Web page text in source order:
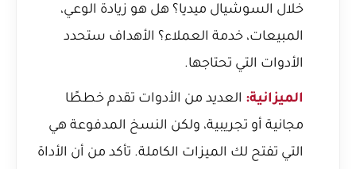
خلال السوشيال ميديا؟ هل هو زيادة الوعي،
المبيعات، خدمة العملاء؟ الأهداف ستحدد
الأدوات التي تحتاجها.
الميزانية: العديد من الأدوات تقدم خططًا
مجانية أو تجريبية، ولكن النسخ المدفوعة هي
التي تفتح لك الميزات الكاملة. تأكد من أن الأداة